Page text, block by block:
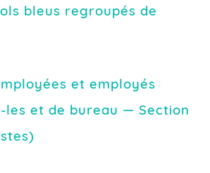
bleus regroupés de
et employés
les et de bureau — Section